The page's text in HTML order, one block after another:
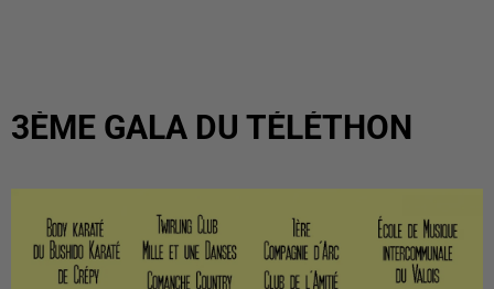
3ÈME GALA DU TÉLÉTHON